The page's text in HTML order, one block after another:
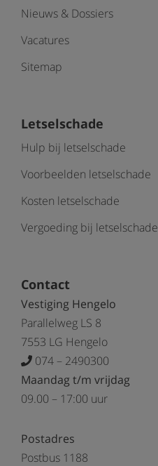
Nieuws & Dossiers
Vacatures
Sitemap
Letselschade
Hulp bij letselschade
Voorbeelden letselschade
Kosten letselschade
Vergoeding bij letselschade
Contact
Vestiging Hengelo
Parallelweg LS 8
7553 LG Hengelo
074 – 2490300
Maandag t/m vrijdag
09.00 – 17:00 uur
Postadres
Postbus 1188